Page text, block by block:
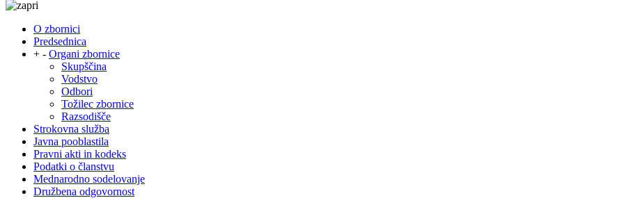
O zbornici
Predsednica
+ - Organi zbornice
Skupščina
Vodstvo
Odbori
Tožilec zbornice
Razsodišče
Strokovna služba
Javna pooblastila
Pravni akti in kodeks
Podatki o članstvu
Mednarodno sodelovanje
Družbena odgovornost